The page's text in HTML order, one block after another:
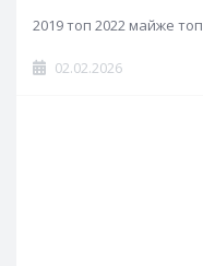
2019 топ 2022 майже
02.02.2026